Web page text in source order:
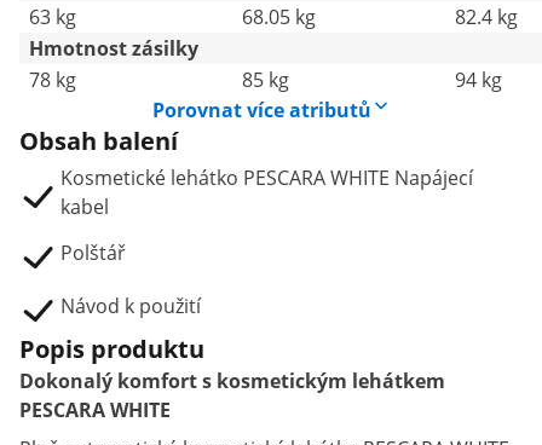
63 kg
68.05 kg
82.4 kg
Hmotnost zásilky
78 kg
85 kg
94 kg
Porovnat více atributů
Obsah balení
Kosmetické lehátko PESCARA WHITE Napájecí
kabel
Polštář
Návod k použití
Popis produktu
Dokonalý komfort s kosmetickým lehátkem
PESCARA WHITE